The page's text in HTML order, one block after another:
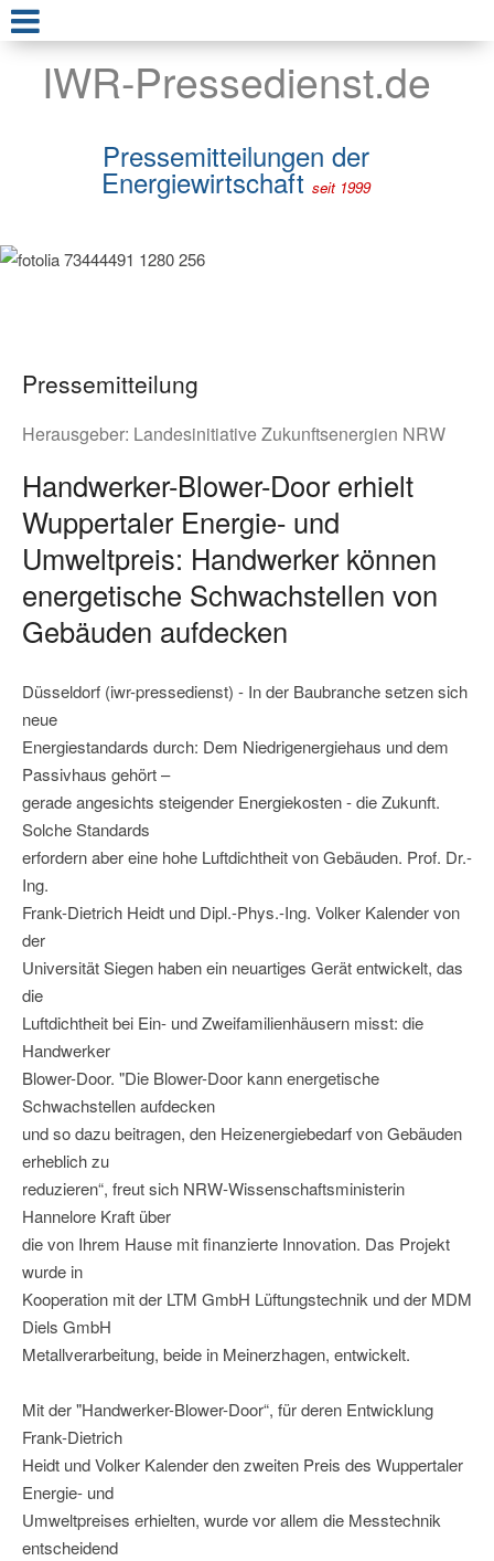
IWR-Pressedienst.de
Pressemitteilungen der
Energiewirtschaft seit 1999
Pressemitteilung
Herausgeber: Landesinitiative Zukunftsenergien NRW
Handwerker-Blower-Door erhielt
Wuppertaler Energie- und
Umweltpreis: Handwerker können
energetische Schwachstellen von
Gebäuden aufdecken
Düsseldorf (iwr-pressedienst) - In der Baubranche setzen sich
neue
Energiestandards durch: Dem Niedrigenergiehaus und dem
Passivhaus gehört –
gerade angesichts steigender Energiekosten - die Zukunft.
Solche Standards
erfordern aber eine hohe Luftdichtheit von Gebäuden. Prof. Dr.-
Ing.
Frank-Dietrich Heidt und Dipl.-Phys.-Ing. Volker Kalender von
der
Universität Siegen haben ein neuartiges Gerät entwickelt, das
die
Luftdichtheit bei Ein- und Zweifamilienhäusern misst: die
Handwerker
Blower-Door. "Die Blower-Door kann energetische
Schwachstellen aufdecken
und so dazu beitragen, den Heizenergiebedarf von Gebäuden
erheblich zu
reduzieren“, freut sich NRW-Wissenschaftsministerin
Hannelore Kraft über
die von Ihrem Hause mit finanzierte Innovation. Das Projekt
wurde in
Kooperation mit der LTM GmbH Lüftungstechnik und der MDM
Diels GmbH
Metallverarbeitung, beide in Meinerzhagen, entwickelt.
Mit der "Handwerker-Blower-Door“, für deren Entwicklung
Frank-Dietrich
Heidt und Volker Kalender den zweiten Preis des Wuppertaler
Energie- und
Umweltpreises erhielten, wurde vor allem die Messtechnik
entscheidend